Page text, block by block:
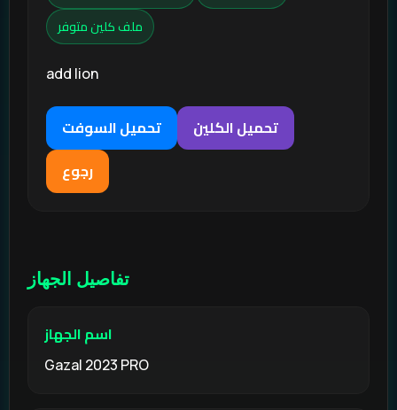
ملف كلين متوفر
add lion
تحميل السوفت تحميل الكلين
رجوع
تفاصيل الجهاز
اسم الجهاز
Gazal 2023 PRO